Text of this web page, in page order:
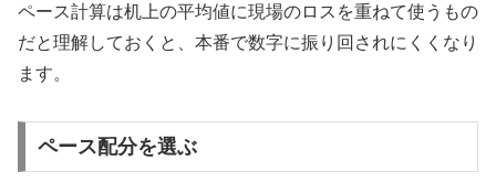
ペース計算は机上の平均値に現場のロスを重ねて使うもの
だと理解しておくと、本番で数字に振り回されにくくなり
ます。
ペース配分を選ぶ